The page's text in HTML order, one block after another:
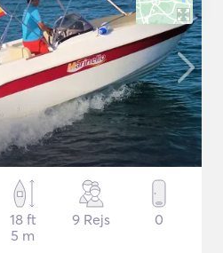
18 ft
5 m
9 Rejs 0